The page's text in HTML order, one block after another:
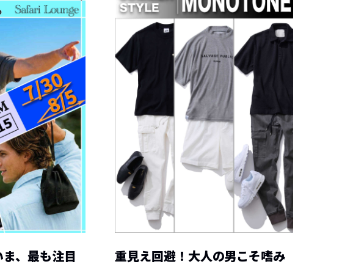
ま、最も注目
重見え回避！大人の男こそ嗜み